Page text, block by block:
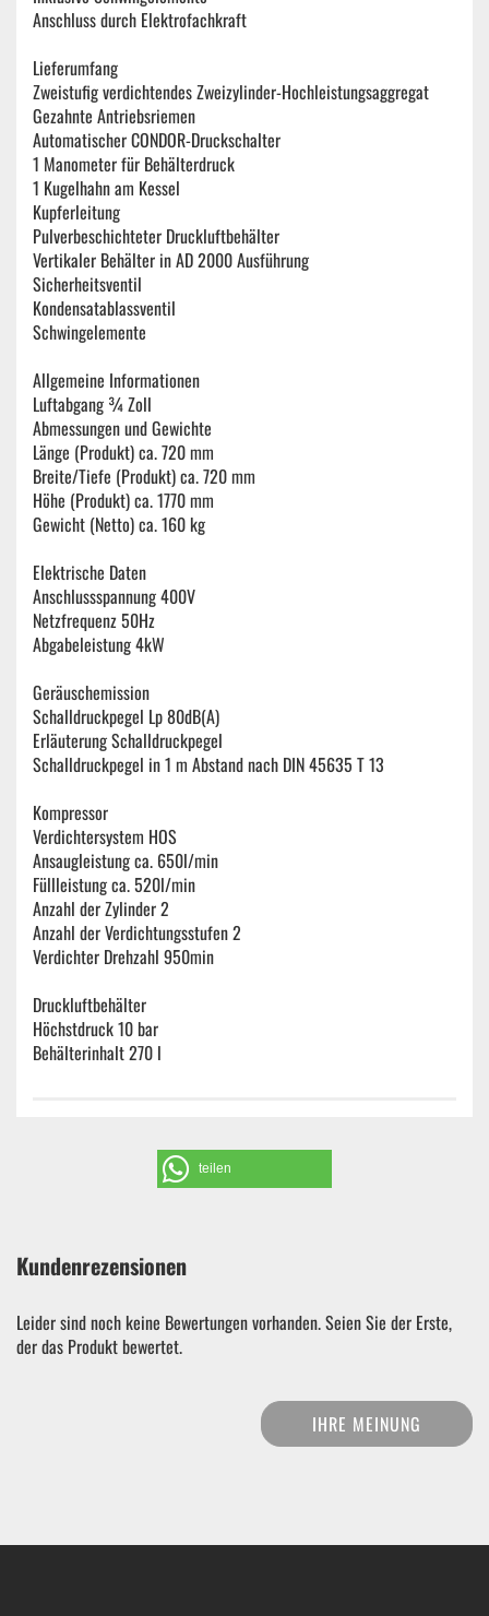
Anschluss durch Elektrofachkraft
Lieferumfang
Zweistufig verdichtendes Zweizylinder-Hochleistungsaggregat
Gezahnte Antriebsriemen
Automatischer CONDOR-Druckschalter
1 Manometer für Behälterdruck
1 Kugelhahn am Kessel
Kupferleitung
Pulverbeschichteter Druckluftbehälter
Vertikaler Behälter in AD 2000 Ausführung
Sicherheitsventil
Kondensatablassventil
Schwingelemente
Allgemeine Informationen
Luftabgang ¾ Zoll
Abmessungen und Gewichte
Länge (Produkt) ca. 720 mm
Breite/Tiefe (Produkt) ca. 720 mm
Höhe (Produkt) ca. 1770 mm
Gewicht (Netto) ca. 160 kg
Elektrische Daten
Anschlussspannung 400V
Netzfrequenz 50Hz
Abgabeleistung 4kW
Geräuschemission
Schalldruckpegel Lp 80dB(A)
Erläuterung Schalldruckpegel
Schalldruckpegel in 1 m Abstand nach DIN 45635 T 13
Kompressor
Verdichtersystem HOS
Ansaugleistung ca. 650l/min
Füllleistung ca. 520l/min
Anzahl der Zylinder 2
Anzahl der Verdichtungsstufen 2
Verdichter Drehzahl 950min
Druckluftbehälter
Höchstdruck 10 bar
Behälterinhalt 270 l
teilen
Kundenrezensionen
Leider sind noch keine Bewertungen vorhanden. Seien Sie der Erste,
der das Produkt bewertet.
IHRE MEINUNG